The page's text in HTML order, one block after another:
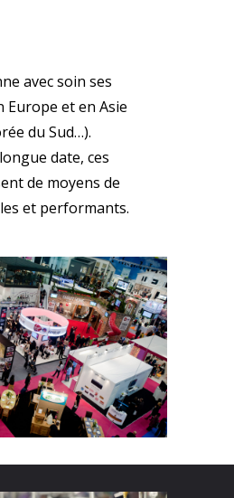
avec soin ses
et en Asie
du Sud…).
date, ces
de moyens de
et performants.